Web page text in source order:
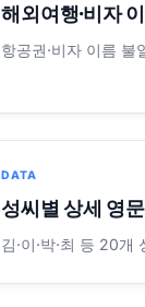
해외여행·비자
항공권·비자 이름 불
DATA
성씨별 상세 영
김·이·박·최 등 20개